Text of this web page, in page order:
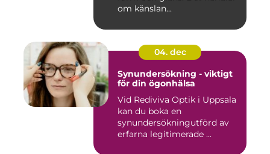
om känslan...
04. dec
Synundersökning - viktigt
för din ögonhälsa
Vid Rediviva Optik i Uppsala
kan du boka en
synundersökningutförd av
erfarna legitimerade ...